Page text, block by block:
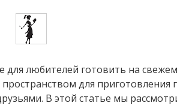
любителей готовить на
для приготовления
В этой статье мы